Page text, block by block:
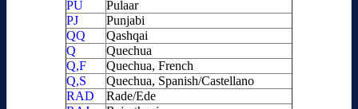
PU
Pulaar
PJ
Punjabi
QQ
Qashqai
Q
Quechua
Q,F
Quechua, French
Q,S
Quechua, Spanish/Castellano
RAD
Rade/Ede